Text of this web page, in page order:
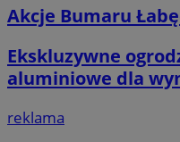
Akcje Bumaru
Ekskluzywne
aluminiowe dla
reklama